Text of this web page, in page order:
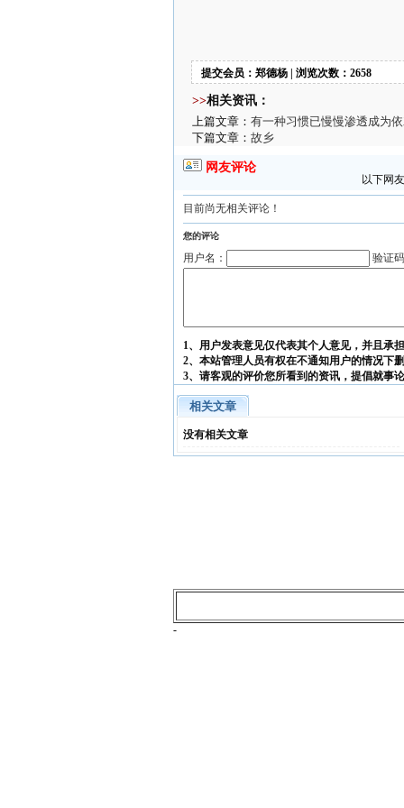
提交会员：郑德杨 | 浏览次数：2658
>>相关资讯：
上篇文章： 有一种习惯已慢慢渗透成为
下篇文章： 故乡
网友评论
以下网
目前尚无相关评论！
您的评论
用户名： 验证
1、用户发表意见仅代表其个人意见，并且承
2、本站管理人员有权在不通知用户的情况下
3、请客观的评价您所看到的资讯，提倡就事
相关文章
没有相关文章
-